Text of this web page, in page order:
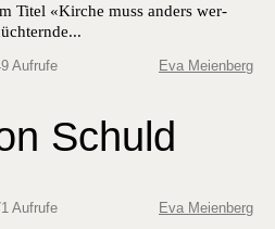
Titel «Kirche muss anders wer­
Aufrufe Eva Meienberg
Schuld
Aufrufe Eva Meienberg